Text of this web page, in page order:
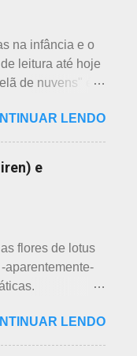
Também
o nome das
algumas
como identificar
- Ume 梅 A
é a ameixeira.
3 flores,
O período
caule e as flores
dos ramos. Cada
uma flor e
As pétalas
- Pessegueiro -
na infância e o
leitura até hoje
de nuvens" é
muitos
aos que
de nuvens Há
terra do sol
Sozinho
pois a mãe,
falecido
tarefa. Eis que
e, de repente,
LENDO
e
flores de lotus
aparentemente-
existem
brota na água e
LENDO